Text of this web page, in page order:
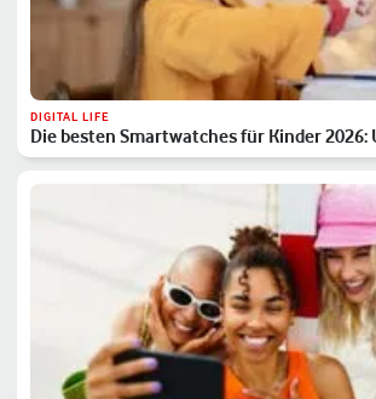
DIGITAL LIFE
Die besten Smartwatches für Kinder 2026: